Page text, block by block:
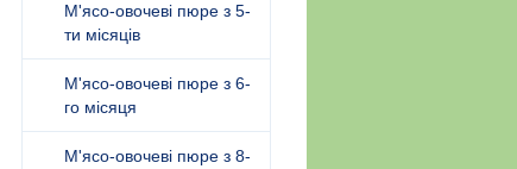
М'ясо-овочеві пюре з 5-
ти місяців
М'ясо-овочеві пюре з 6-
го місяця
М'ясо-овочеві пюре з 8-